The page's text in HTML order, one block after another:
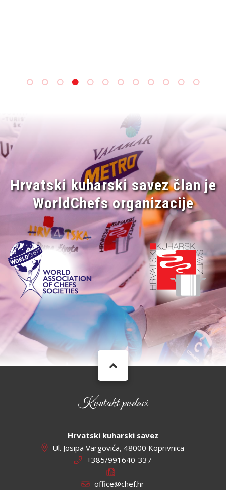
Hrvatski kuharski savez član je
WorldChefs organizacije
Kontakt podaci
Hrvatski kuharski savez
Ul. Josipa Vargovića, 48000 Koprivnica
+385/991640-337
office@chef.hr